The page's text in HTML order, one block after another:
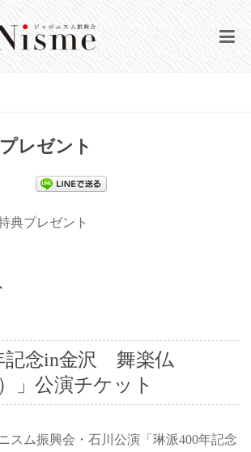
レゼント
典プレゼント
記念in金沢 舞楽仏
」公演チケット
スム振興会・石川公演「琳派400年記念